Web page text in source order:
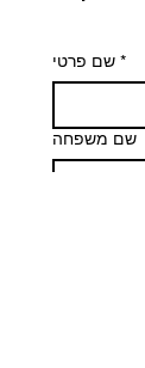
שם פרטי *
שם משפחה